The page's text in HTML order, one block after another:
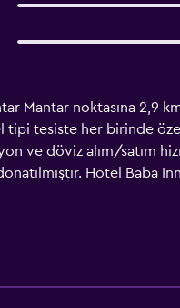
Mantar noktasına 2,9
tipi tesiste her birinde
ve döviz alım/satım
Hotel Baba